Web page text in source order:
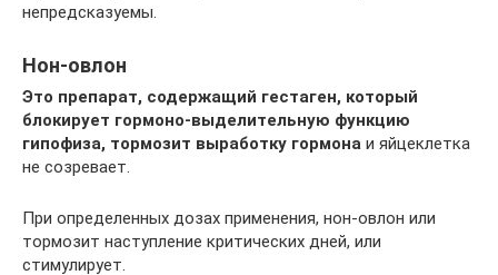
непредсказуемы.
Нон-овлон
Это препарат, содержащий гестаген, который
блокирует гормоно-выделительную функцию
гипофиза, тормозит выработку гормона и яйцеклетка
не созревает.
При определенных дозах применения, нон-овлон или
тормозит наступление критических дней, или
стимулирует.